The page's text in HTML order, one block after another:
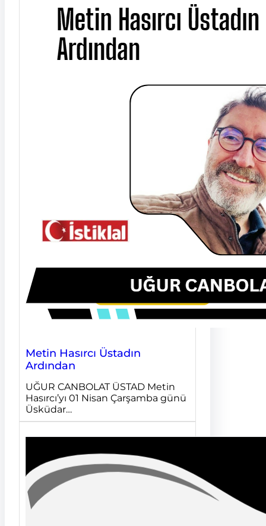
Metin Hasırcı Üstadın
Ardından
UĞUR CANBOLAT ÜSTAD Metin
Hasırcı’yı 01 Nisan Çarşamba günü
Üsküdar…